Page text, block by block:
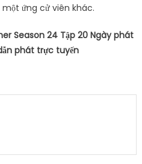
ứng cử viên khác.
Season 24 Tập 20 Ngày phát
phát trực tuyến